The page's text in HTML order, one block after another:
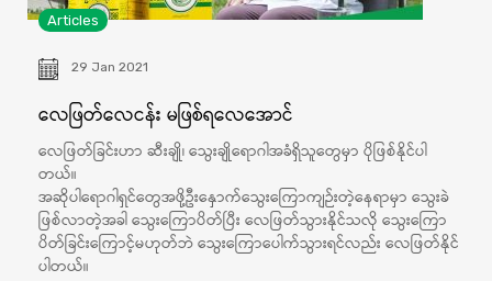
Articles
29 Jan 2021
လေဖြတ်လေငန်း မဖြစ်ရလေအောင်
လေဖြတ်ခြင်းဟာ ဆီးချို၊ သွေးချိုရောဂါအခံရှိသူတွေမှာ ပိုဖြစ်နိုင်ပါ
တယ်။
အဆိုပါရောဂါရှင်တွေအဖို့ဦးနှောက်သွေးကြောကျဉ်းတဲ့နေရာမှာ သွေးခဲ
ဖြစ်လာတဲ့အခါ သွေးကြောပိတ်ပြီး လေဖြတ်သွားနိုင်သလို သွေးကြော
ပိတ်ခြင်းကြောင့်မဟုတ်ဘဲ သွေးကြောပေါက်သွားရင်လည်း လေဖြတ်နိုင်
ပါတယ်။